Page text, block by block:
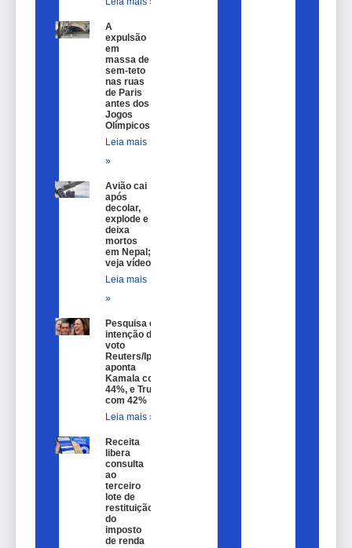
A
expulsão
em
massa de
sem-teto
nas ruas
de Paris
antes dos
Jogos
Olímpicos
Leia mais
»
Avião cai
após
decolar,
explode e
deixa
mortos
em Nepal;
veja vídeo
Leia mais
»
Pesquisa de
intenção de
voto
Reuters/Ipsos
aponta
Kamala com
44%, e Trump
com 42%
Leia mais »
Receita
libera
consulta
ao
terceiro
lote de
restituição
do
imposto
de renda